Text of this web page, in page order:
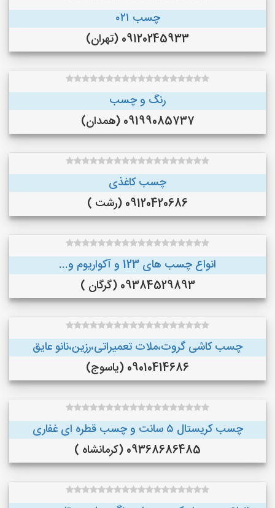
چسب ۰۲۱
09120245933 (تهران)
رنگ و چسب
09199085737 (همدان)
چسب کاغذی
09120420686 (رشت )
انواع چسب های 123 و آکواریوم و...
09384529893 (گرگان )
چسب کاشی گروت،ملات تعمیراتی،رزین،نانو عایق
09010414686 (یاسوج)
چسب کریستال ۵ سانت و چسب قطره ای غفاری
09368686485 (کرمانشاه )